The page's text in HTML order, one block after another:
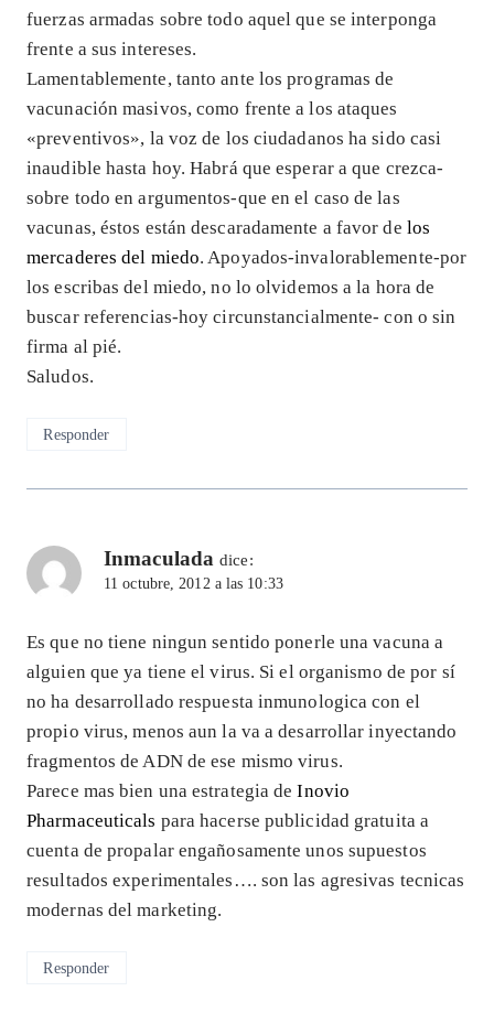
fuerzas armadas sobre todo aquel que se interponga
frente a sus intereses.
Lamentablemente, tanto ante los programas de
vacunación masivos, como frente a los ataques
«preventivos», la voz de los ciudadanos ha sido casi
inaudible hasta hoy. Habrá que esperar a que crezca-
sobre todo en argumentos-que en el caso de las
vacunas, éstos están descaradamente a favor de los
mercaderes del miedo. Apoyados-invalorablemente-por
los escribas del miedo, no lo olvidemos a la hora de
buscar referencias-hoy circunstancialmente- con o sin
firma al pié.
Saludos.
Responder
Inmaculada dice:
11 octubre, 2012 a las 10:33
Es que no tiene ningun sentido ponerle una vacuna a
alguien que ya tiene el virus. Si el organismo de por sí
no ha desarrollado respuesta inmunologica con el
propio virus, menos aun la va a desarrollar inyectando
fragmentos de ADN de ese mismo virus.
Parece mas bien una estrategia deInovio
Pharmaceuticals para hacerse publicidad gratuita a
cuenta de propalar engañosamente unos supuestos
resultados experimentales…. son las agresivas tecnicas
modernas del marketing.
Responder